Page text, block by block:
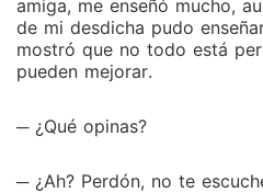
amiga, me enseñó mucho,
de mi desdicha pudo
mostró que no todo está
pueden mejorar.
─ ¿Qué opinas?
─ ¿Ah? Perdón, no te